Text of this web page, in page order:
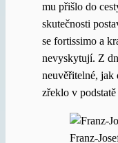
mu přišlo do
skutečnosti
se fortissimo a
nevyskytují. Z
neuvěřitelné, jak
zřeklo v
Franz-